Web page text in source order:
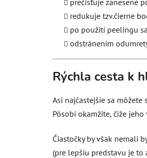
prečisťuje zanesené
redukuje tzv.čierne
po použití peelingu
odstránením
Rýchla cesta k
Asi najčastejšie sa
Pôsobí okamžite, čiže
Čiastočky by však nemali
(pre lepšiu predstavu je to